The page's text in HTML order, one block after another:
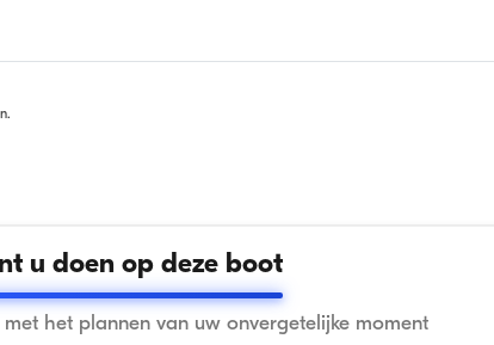
u doen op deze boot
het plannen van uw onvergetelijke moment